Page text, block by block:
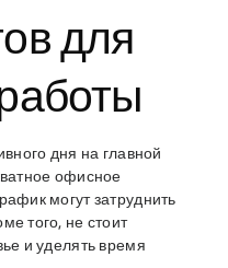
для
дня на главной
офисное
могут затруднить
того, не стоит
и уделять время